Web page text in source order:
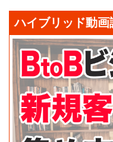
ハイブリッド動画